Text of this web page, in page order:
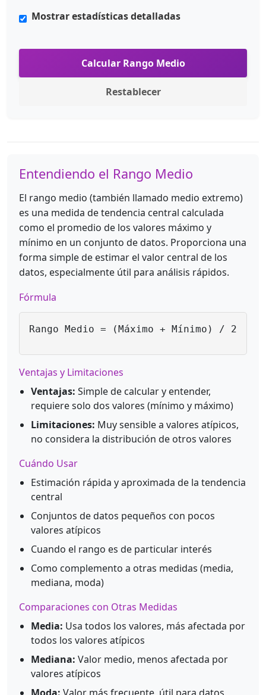
Mostrar estadísticas detalladas
Calcular Rango Medio
Restablecer
Entendiendo el Rango Medio
El rango medio (también llamado medio extremo)
es una medida de tendencia central calculada
como el promedio de los valores máximo y
mínimo en un conjunto de datos. Proporciona una
forma simple de estimar el valor central de los
datos, especialmente útil para análisis rápidos.
Fórmula
Rango Medio = (Máximo + Mínimo) / 2
Ventajas y Limitaciones
Ventajas: Simple de calcular y entender,
requiere solo dos valores (mínimo y máximo)
Limitaciones: Muy sensible a valores atípicos,
no considera la distribución de otros valores
Cuándo Usar
Estimación rápida y aproximada de la tendencia
central
Conjuntos de datos pequeños con pocos
valores atípicos
Cuando el rango es de particular interés
Como complemento a otras medidas (media,
mediana, moda)
Comparaciones con Otras Medidas
Media: Usa todos los valores, más afectada por
todos los valores atípicos
Mediana: Valor medio, menos afectada por
valores atípicos